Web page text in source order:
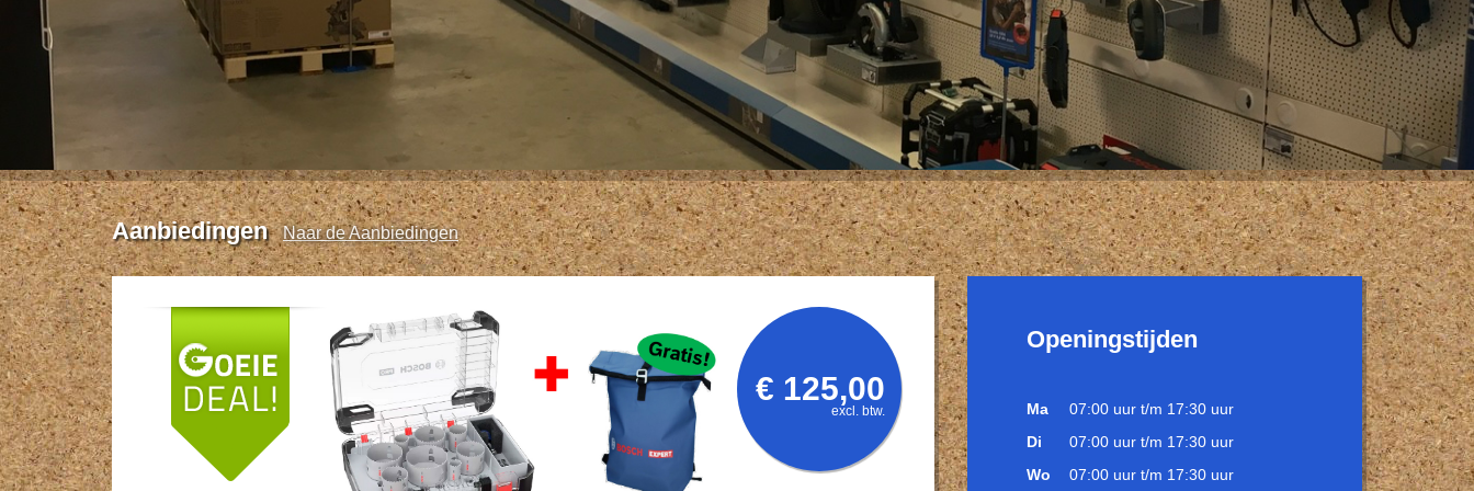
Aanbiedingen Naar de Aanbiedingen
€ 125,00
excl. btw.
Openingstijden
Ma
07:00 uur t/m 17:30 uur
Di
07:00 uur t/m 17:30 uur
Wo
07:00 uur t/m 17:30 uur